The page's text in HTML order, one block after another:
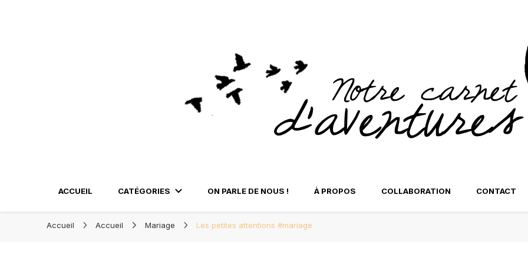
ACCUEIL CATÉGORIES ON PARLE DE NOUS ! À PROPOS COLLABORATION CONTACT
Accueil Accueil Mariage Les petites attentions #mariage